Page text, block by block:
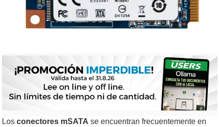
Los conectores mSATA se encuentran frecuentemente en